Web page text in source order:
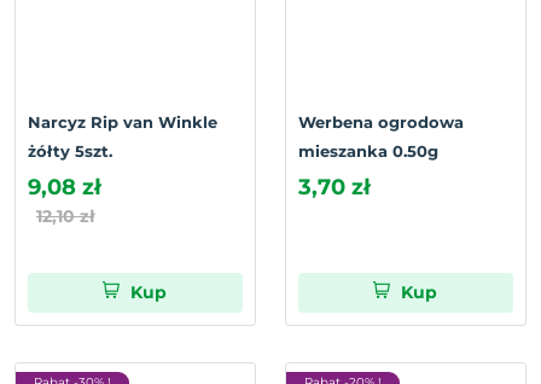
Narcyz Rip van Winkle
żółty 5szt.
9,08 zł
12,10 zł
Kup
Werbena ogrodowa
mieszanka 0.50g
3,70 zł
Kup